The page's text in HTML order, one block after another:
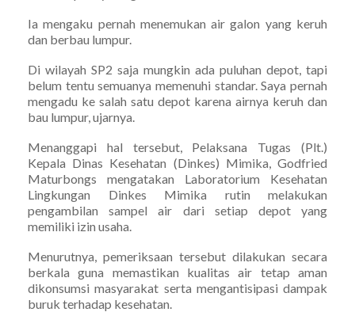
Ia mengaku pernah menemukan air galon yang keruh
dan berbau lumpur.
Di wilayah SP2 saja mungkin ada puluhan depot, tapi
belum tentu semuanya memenuhi standar. Saya pernah
mengadu ke salah satu depot karena airnya keruh dan
bau lumpur, ujarnya.
Menanggapi hal tersebut, Pelaksana Tugas (Plt.)
Kepala Dinas Kesehatan (Dinkes) Mimika, Godfried
Maturbongs mengatakan Laboratorium Kesehatan
Lingkungan Dinkes Mimika rutin melakukan
pengambilan sampel air dari setiap depot yang
memiliki izin usaha.
Menurutnya, pemeriksaan tersebut dilakukan secara
berkala guna memastikan kualitas air tetap aman
dikonsumsi masyarakat serta mengantisipasi dampak
buruk terhadap kesehatan.